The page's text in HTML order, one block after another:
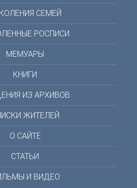
СЕМЕЙ
РОСПИСИ
МЕМУАРЫ
КНИГИ
ИЗ АРХИВОВ
ЖИТЕЛЕЙ
О САЙТЕ
СТАТЬИ
И ВИДЕО